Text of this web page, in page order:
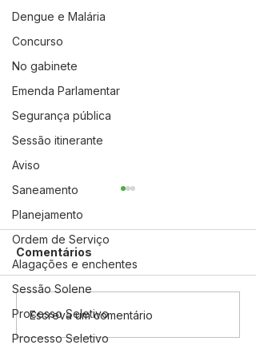
Dengue e Malária
Concurso
No gabinete
Emenda Parlamentar
Segurança pública
Sessão itinerante
Aviso
Saneamento
Planejamento
Ordem de Serviço
Alagações e enchentes
Sessão Solene
Processo Seletivo
Processo Seletivo
Município celebra 34
anos com vasta
Comentários
Escreva um comentário